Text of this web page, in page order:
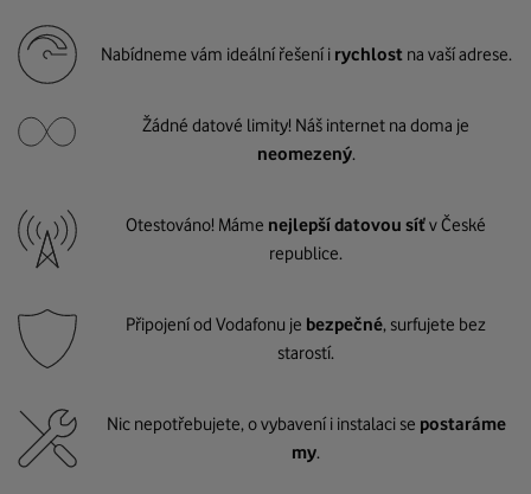
Nabídneme vám ideální řešení i rychlost na vaší adrese.
Žádné datové limity! Náš internet na doma je
neomezený.
Otestováno! Máme nejlepší datovou síťv České
republice.
Připojení od Vodafonu je bezpečné, surfujete bez
starostí.
Nic nepotřebujete, o vybavení i instalaci se postaráme
my.